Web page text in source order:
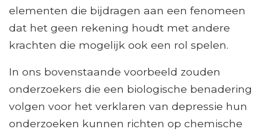
elementen die bijdragen aan een fenomeen
dat het geen rekening houdt met andere
krachten die mogelijk ook een rol spelen.
In ons bovenstaande voorbeeld zouden
onderzoekers die een biologische benadering
volgen voor het verklaren van depressie hun
onderzoeken kunnen richten op chemische